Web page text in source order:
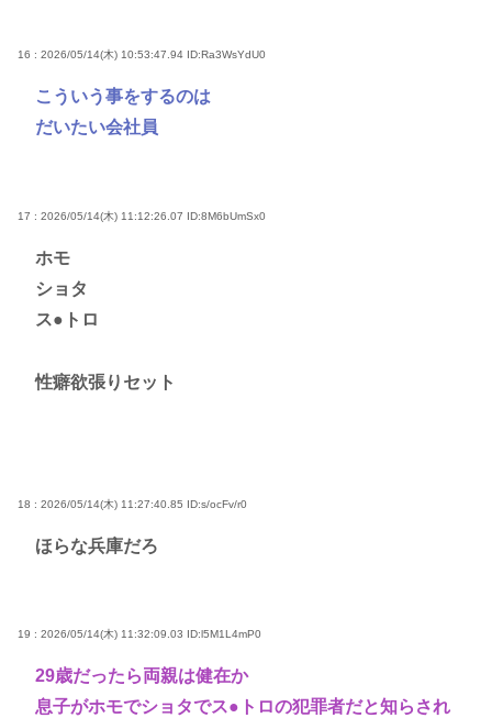
16 : 2026/05/14(木) 10:53:47.94 ID:Ra3WsYdU0
こういう事をするのは
だいたい会社員
17 : 2026/05/14(木) 11:12:26.07 ID:8M6bUmSx0
ホモ
ショタ
ス●トロ
性癖欲張りセット
18 : 2026/05/14(木) 11:27:40.85 ID:s/ocFv/r0
ほらな兵庫だろ
19 : 2026/05/14(木) 11:32:09.03 ID:l5M1L4mP0
29歳だったら両親は健在か
息子がホモでショタでス●トロの犯罪者だと知らされ